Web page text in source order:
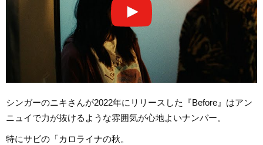
シンガーのニキさんが2022年にリリースした『Before』はアン
ニュイで力が抜けるような雰囲気が心地よいナンバー。
特にサビの「カロライナの秋。